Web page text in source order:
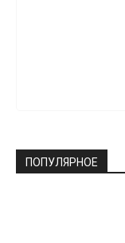
ПОПУЛЯРНОЕ